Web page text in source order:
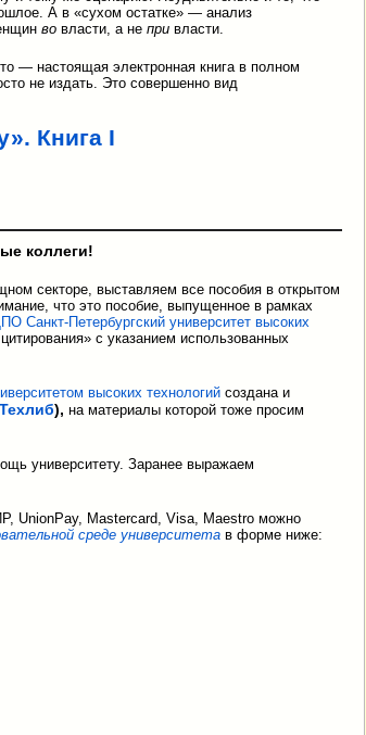
А в «сухом остатке» — анализ
во власти, а не при власти.
— настоящая электронная книга в полном
не издать. Это совершенно вид
Книга I
коллеги!
секторе, выставляем все пособия в открытом
что это пособие, выпущенное в рамках
Санкт-Петербургский университет высоких
с указанием использованных
высоких технологий создана и
Техлиб), на материалы которой тоже просим
университету. Заранее выражаем
UnionPay, Mastercard, Visa, Maestro можно
среде университета в форме ниже: